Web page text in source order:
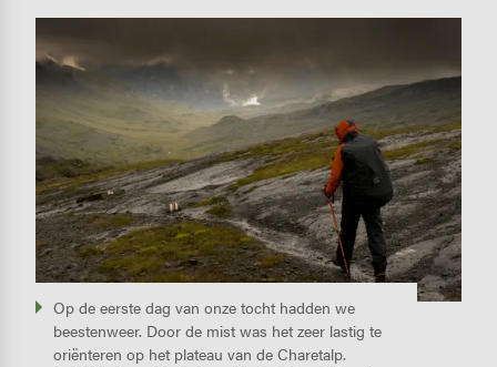
Op de eerste dag van onze tocht hadden we
beestenweer. Door de mist was het zeer lastig te
oriënteren op het plateau van de Charetalp.